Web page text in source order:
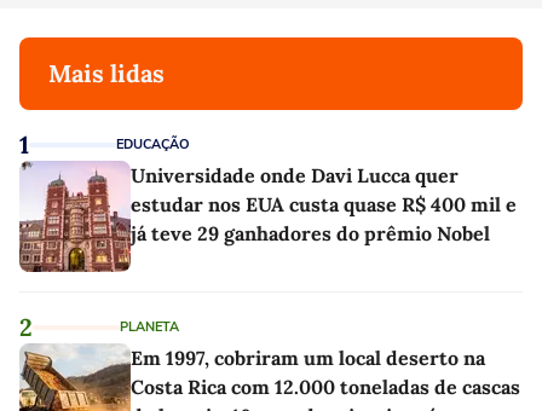
Mais lidas
1 EDUCAÇÃO
Universidade onde Davi Lucca quer
estudar nos EUA custa quase R$ 400 mil e
já teve 29 ganhadores do prêmio Nobel
2 PLANETA
Em 1997, cobriram um local deserto na
Costa Rica com 12.000 toneladas de cascas